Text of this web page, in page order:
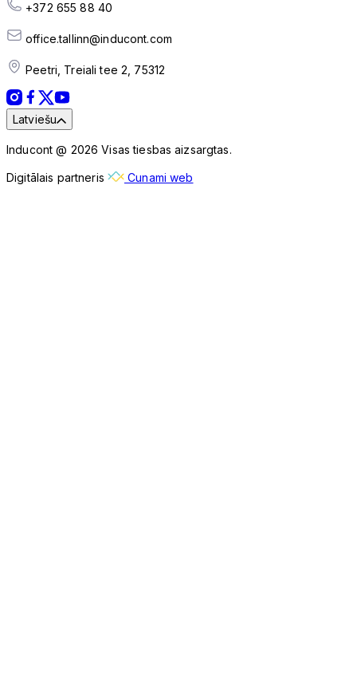
+372 655 88 40
office.tallinn@inducont.com
Peetri, Treiali tee 2, 75312
Latviešu
Inducont @ 2026 Visas tiesbas aizsargtas.
Digitālais partneris Cunami web